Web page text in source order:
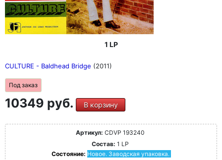
1 LP
CULTURE - Baldhead Bridge (2011)
Под заказ
10349 руб. В корзину
Артикул: CDVP 193240
Состав: 1 LP
Состояние: Новое. Заводская упаковка.